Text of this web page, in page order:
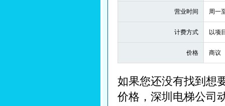
营业时间 周一
计费方式 以项
价格 商议
如果您还没有找到想
价格，深圳电梯公司